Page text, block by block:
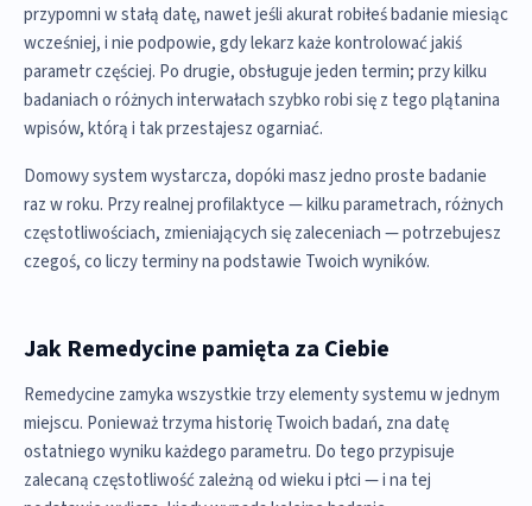
przypomni w stałą datę, nawet jeśli akurat robiłeś badanie miesiąc
wcześniej, i nie podpowie, gdy lekarz każe kontrolować jakiś
parametr częściej. Po drugie, obsługuje jeden termin; przy kilku
badaniach o różnych interwałach szybko robi się z tego plątanina
wpisów, którą i tak przestajesz ogarniać.
Domowy system wystarcza, dopóki masz jedno proste badanie
raz w roku. Przy realnej profilaktyce — kilku parametrach, różnych
częstotliwościach, zmieniających się zaleceniach — potrzebujesz
czegoś, co liczy terminy na podstawie Twoich wyników.
Jak Remedycine pamięta za Ciebie
Remedycine zamyka wszystkie trzy elementy systemu w jednym
miejscu. Ponieważ trzyma historię Twoich badań, zna datę
ostatniego wyniku każdego parametru. Do tego przypisuje
zalecaną częstotliwość zależną od wieku i płci — i na tej